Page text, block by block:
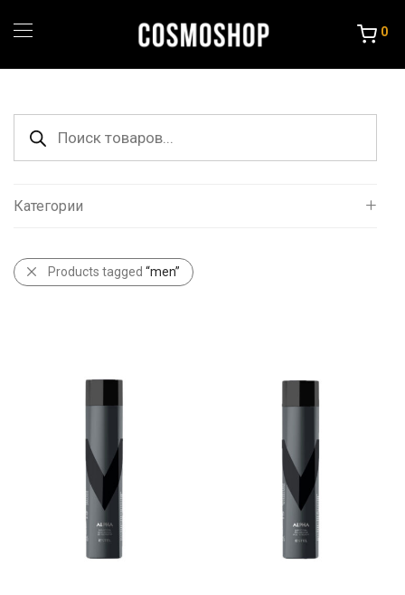
0
Поиск
товаров
Категории
Все
Уход за волосами
Products tagged “men”